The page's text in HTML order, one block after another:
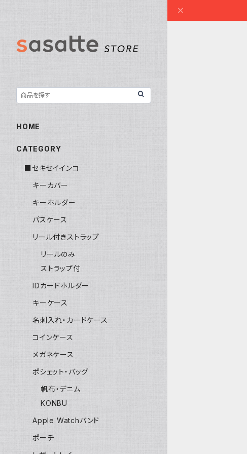
HOME
CATEGORY
■セキセイインコ
キーカバー
キーホルダー
パスケース
リール付きストラップ
リールのみ
ストラップ付
IDカードホルダー
キーケース
名刺入れ・カードケース
コインケース
メガネケース
ポシェット・バッグ
帆布・デニム
KONBU
Apple Watchバンド
ポーチ